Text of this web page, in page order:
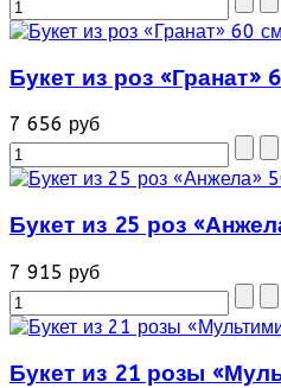
Букет из роз «Гранат»
7 656 руб
Букет из 25 роз
7 915 руб
Букет из 21 розы